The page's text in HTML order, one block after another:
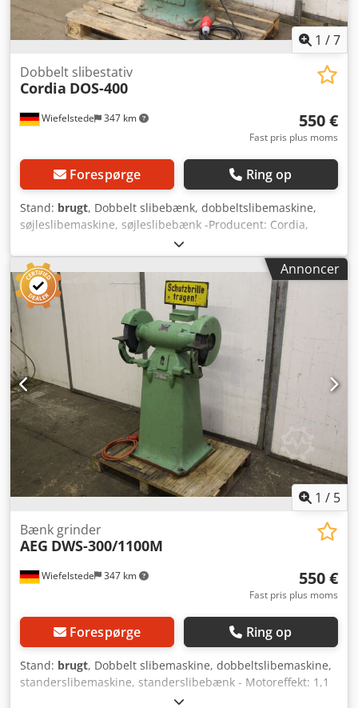
1 /7
Wiefelstede 347 km
Dobbelt slibestativ
Cordia DOS-400
550 €
Fast pris plus moms
Forespørge Ring op
Stand: brugt, Dobbelt slibebænk, dobbeltslibemaskine,
søjleslibemaskine, søjleslibebænk -Producent: Cordia,
dobbeltslibebænk type DOS 400 -Motoreffekt: 2,2 kW -
Omdrejningstal: 1400 o/min -Slibeskiver: Ø 400 x 50 mm -
Driftsspænding: 380 Volt -Dimensioner: 720/520/H1210 mm
-Vægt: 207 kg Dcjdpfsldk Irsx Algsk
Annoncer
1 / 5
Wiefelstede 347 km
Bænk grinder
AEG DWS-300/1100M
550 €
Fast pris plus moms
Forespørge Ring op
Stand: brugt, Dobbelt slibemaskine, dobbeltslibemaskine,
standerslibemaskine, standerslibebænk - Motoreffekt: 1,1
kW - Omdrejningstal: 1400 o/min - Slibeskiver: Ø 300 x 40